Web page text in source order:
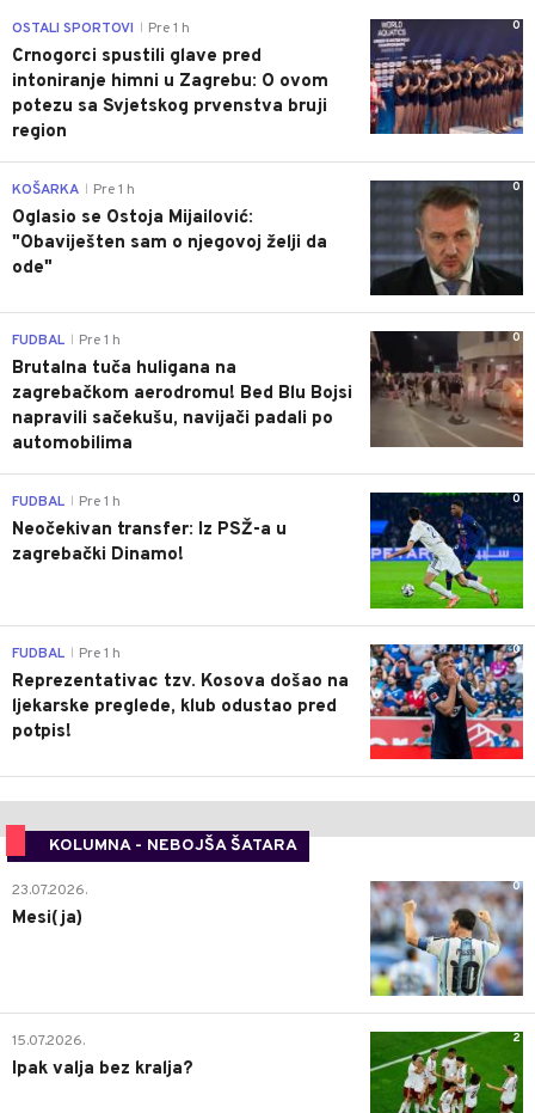
0
OSTALI SPORTOVI Pre 1 h
Crnogorci spustili glave pred
intoniranje himni u Zagrebu: O ovom
potezu sa Svjetskog prvenstva bruji
region
0
KOŠARKA Pre 1 h
Oglasio se Ostoja Mijailović:
"Obaviješten sam o njegovoj želji da
ode"
0
FUDBAL Pre 1 h
Brutalna tuča huligana na
zagrebačkom aerodromu! Bed Blu Bojsi
napravili sačekušu, navijači padali po
automobilima
0
FUDBAL Pre 1 h
Neočekivan transfer: Iz PSŽ-a u
zagrebački Dinamo!
0
FUDBAL Pre 1 h
Reprezentativac tzv. Kosova došao na
ljekarske preglede, klub odustao pred
potpis!
KOLUMNA - NEBOJŠA ŠATARA
0
23.07.2026.
Mesi(ja)
2
15.07.2026.
Ipak valja bez kralja?